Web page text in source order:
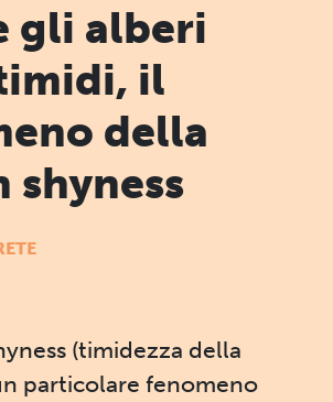
gli alberi
il
della
shyness
(timidezza della
particolare fenomeno